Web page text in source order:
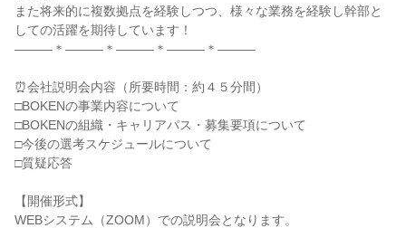
また将来的に複数拠点を経験しつつ、様々な業務を経験し幹部と
しての活躍を期待しています！
―――＊―――＊―――＊―――＊―――
⏰会社説明会内容（所要時間：約４５分間）
□BOKENの事業内容について
□BOKENの組織・キャリアパス・募集要項について
□今後の選考スケジュールについて
□質疑応答
【開催形式】
WEBシステム（ZOOM）での説明会となります。